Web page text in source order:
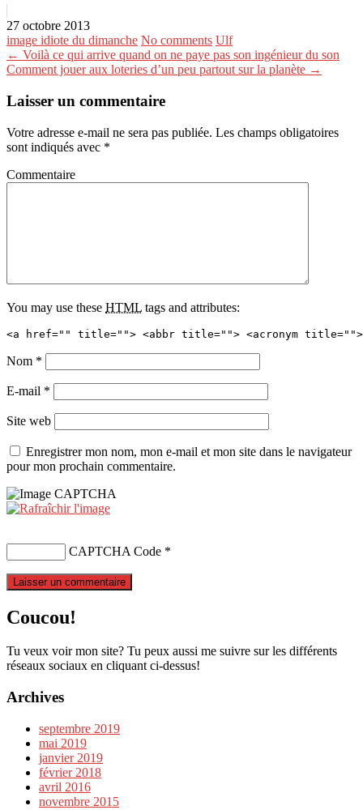
27 octobre 2013
image idiote du dimanche No comments Ulf
← Voilà ce qui arrive quand on ne paye pas son ingénieur du son
Comment jouer aux loteries d’un peu partout sur la planète →
Laisser un commentaire
Votre adresse e-mail ne sera pas publiée. Les champs obligatoires
sont indiqués avec *
Commentaire
You may use these HTML tags and attributes:
<a href="" title=""> <abbr title=""> <acronym title="">
Nom *
E-mail *
Site web
Enregistrer mon nom, mon e-mail et mon site dans le navigateur
pour mon prochain commentaire.
CAPTCHA Code *
Coucou!
Tu veux voir mon site? Tu peux aussi me suivre sur les différents
réseaux sociaux en cliquant ci-dessus!
Archives
septembre 2019
mai 2019
janvier 2019
février 2018
avril 2016
novembre 2015